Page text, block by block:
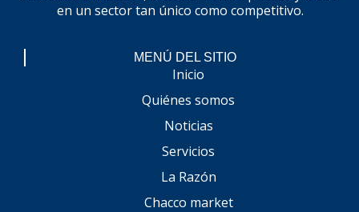
en un sector tan único como competitivo.
MENÚ DEL SITIO
Inicio
Quiénes somos
Noticias
Servicios
La Razón
Chacco market